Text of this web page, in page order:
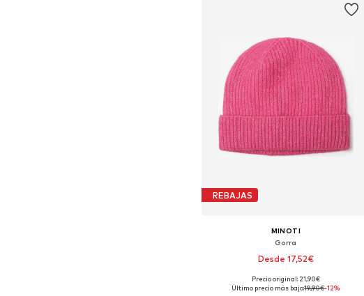
REBAJAS
MINOTI
Gorra
Desde 17,52€
Tallas disponibles: 55, 57
Precio original: 21,90€
Último precio más bajo:19,90€-12%